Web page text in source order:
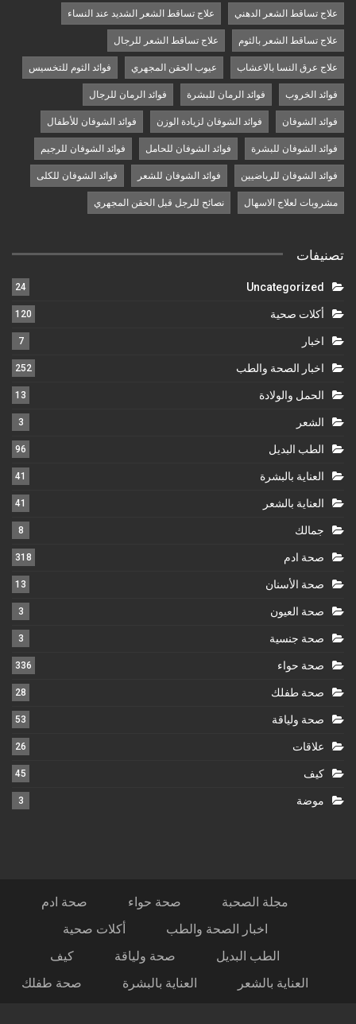
علاج تساقط الشعر الدهني علاج تساقط الشعر الشديد عند النساء
علاج تساقط الشعر بالثوم علاج تساقط الشعر للرجال
علاج عرق النسا بالاعشاب عيوب الحقن المجهري فوائد الثوم للتخسيس
فوائد الخروب فوائد الرمان للبشرة فوائد الرمان للرجال
فوائد الشوفان فوائد الشوفان لزيادة الوزن فوائد الشوفان للأطفال
فوائد الشوفان للبشرة فوائد الشوفان للحامل فوائد الشوفان للرجيم
فوائد الشوفان للرياضيين فوائد الشوفان للشعر فوائد الشوفان للكلى
مشروبات لعلاج الاسهال نصائح للرجل قبل الحقن المجهري
تصنيفات
Uncategorized
24
أكلات صحية 120
اخبار 7
اخبار الصحة والطب 252
الحمل والولادة 13
الشعر 3
الطب البديل 96
العناية بالبشرة 41
العناية بالشعر 41
جمالك 8
صحة ادم 318
صحة الأسنان 13
صحة العيون 3
صحة جنسية 3
صحة حواء 336
صحة طفلك 28
صحة ولياقة 53
علاقات 26
كيف 45
موضة 3
مجلة الصحبة صحة حواء
صحة ادم
اخبار الصحة والطب
أكلات صحية
الطب البديل
صحة ولياقة
كيف
العناية بالشعر
العناية بالبشرة صحة طفلك